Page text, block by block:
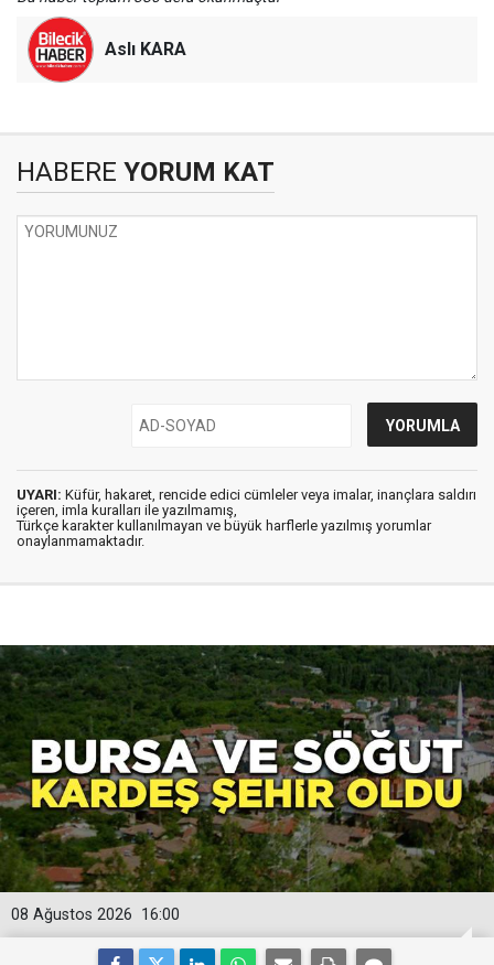
Aslı KARA
HABERE YORUM KAT
UYARI: Küfür, hakaret, rencide edici cümleler veya imalar, inançlara saldırı
içeren, imla kuralları ile yazılmamış,
Türkçe karakter kullanılmayan ve büyük harflerle yazılmış yorumlar
onaylanmamaktadır.
16:00
08 Ağustos 2026